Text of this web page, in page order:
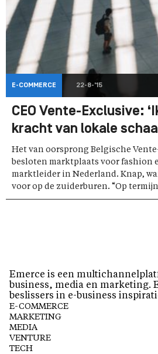
E-COMMERCE 22-8-'15
CEO Vente-Exclusive:
kracht van lokale
Het van oorsprong Belgische
besloten marktplaats voor fashion
marktleider in Nederland. Knap,
voor op de zuiderburen. “Op
Emerce is een
business, media en marketing.
beslissers in e-business
E-COMMERCE
MARKETING
MEDIA
VENTURE
TECH